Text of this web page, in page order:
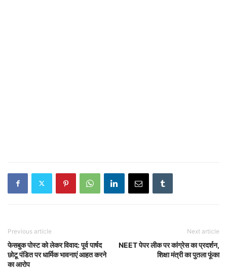
Previous article
फेसबुक पोस्ट को लेकर विवाद: पूर्व पार्षद
छोटू पंडित पर धार्मिक भावनाएं आहत करने
का आरोप
Next article
NEET पेपर लीक पर कांग्रेस का प्रदर्शन,
शिक्षा मंत्री का पुतला फूंका